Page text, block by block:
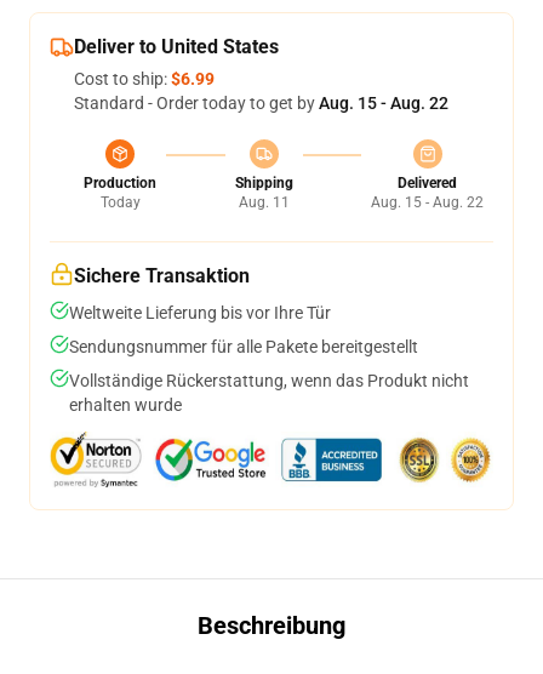
Deliver to United States
Cost to ship:$6.99
Standard - Order today to get byAug. 15 - Aug. 22
Production
Today
Shipping
Aug. 11
Delivered
Aug. 15 - Aug. 22
Sichere Transaktion
Weltweite Lieferung bis vor Ihre Tür
Sendungsnummer für alle Pakete bereitgestellt
Vollständige Rückerstattung, wenn das Produkt nicht
erhalten wurde
Beschreibung